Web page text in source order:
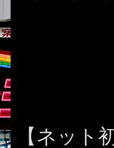
【ネット